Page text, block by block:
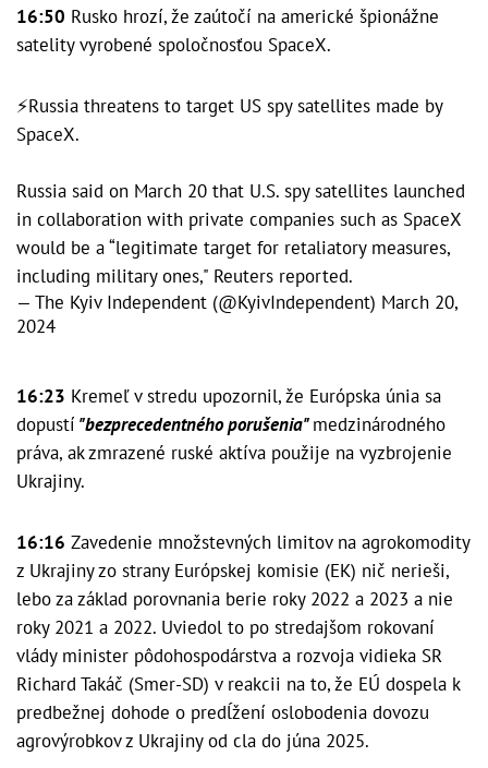
16:50 Rusko hrozí, že zaútočí na americké špionážne
satelity vyrobené spoločnosťou SpaceX.
⚡️Russia threatens to target US spy satellites made by
SpaceX.
Russia said on March 20 that U.S. spy satellites launched
in collaboration with private companies such as SpaceX
would be a “legitimate target for retaliatory measures,
including military ones," Reuters reported.
— The Kyiv Independent (@KyivIndependent) March 20,
2024
16:23 Kremeľ v stredu upozornil, že Európska únia sa
dopustí "bezprecedentného porušenia"medzinárodného
práva, ak zmrazené ruské aktíva použije na vyzbrojenie
Ukrajiny.
16:16 Zavedenie množstevných limitov na agrokomodity
z Ukrajiny zo strany Európskej komisie (EK) nič nerieši,
lebo za základ porovnania berie roky 2022 a 2023 a nie
roky 2021 a 2022. Uviedol to po stredajšom rokovaní
vlády minister pôdohospodárstva a rozvoja vidieka SR
Richard Takáč (Smer-SD) v reakcii na to, že EÚ dospela k
predbežnej dohode o predĺžení oslobodenia dovozu
agrovýrobkov z Ukrajiny od cla do júna 2025.